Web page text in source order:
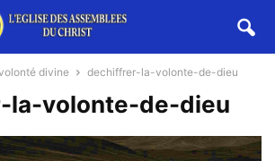
divine dechiffrer-la-volonte-de-dieu
la-volonte-de-dieu